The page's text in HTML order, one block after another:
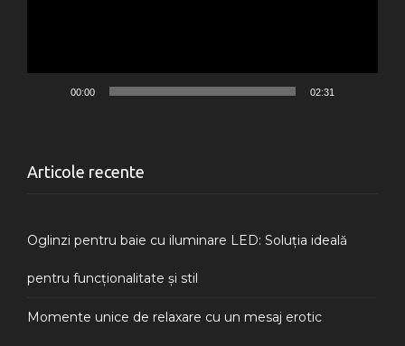
00:00 02:31
Articole recente
Oglinzi pentru baie cu iluminare LED: Soluția ideală
pentru funcționalitate și stil
Momente unice de relaxare cu un mesaj erotic